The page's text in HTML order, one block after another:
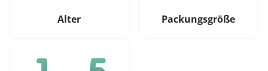
Alter Packungsgröße